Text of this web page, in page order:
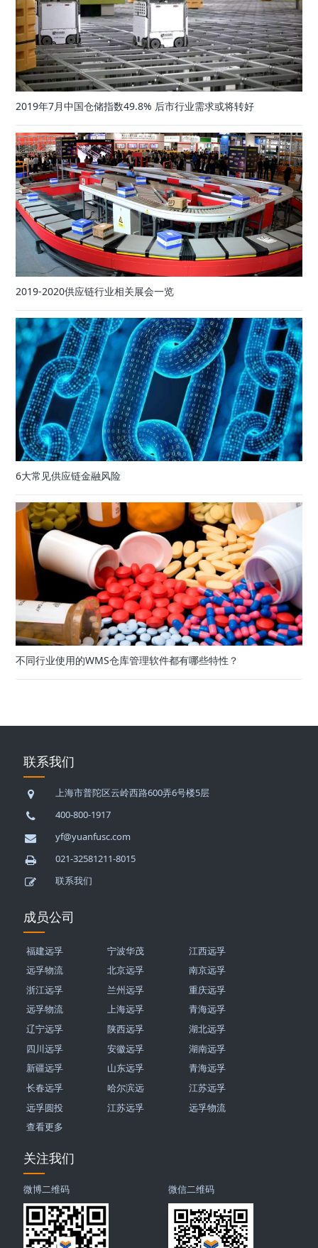
2019年7月中国仓储指数49.8% 后市行业需求或将转好
2019-2020供应链行业相关展会一览
6大常见供应链金融风险
不同行业使用的WMS仓库管理软件都有哪些特性？
联系我们
上海市普陀区云岭西路600弄6号楼5层
400-800-1917
yf@yuanfusc.com
021-32581211-8015
联系我们
成员公司
福建远孚 宁波华茂
江西远孚
远孚物流
北京远孚
南京远孚
浙江远孚
兰州远孚
重庆远孚
远孚物流
上海远孚
青海远孚
辽宁远孚
陕西远孚
湖北远孚
四川远孚
安徽远孚
湖南远孚
新疆远孚
山东远孚
青海远孚
长春远孚
哈尔滨远
江苏远孚
远孚圆投
江苏远孚
远孚物流
查看更多
关注我们
微博二维码 微信二维码